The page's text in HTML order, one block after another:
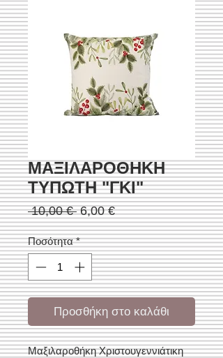
ΜΑΞΙΛΑΡΟΘΗΚΗ
ΤΥΠΩΤΗ "ΓΚΙ"
10,00 € Κανονική
τιμή
6,00 €Τιμή
Έκπτωσης
Ποσότητα *
Προσθήκη στο καλάθι
Μαξιλαροθήκη Χριστουγεννιάτικη